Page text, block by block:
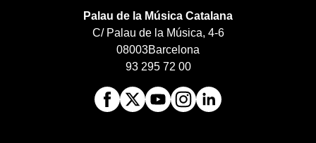
Palau de la Música Catalana
C/ Palau de la Música, 4-6
08003Barcelona
93 295 72 00